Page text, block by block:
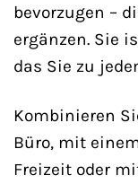
bevorzugen –
ergänzen. Sie
das Sie zu
Kombinieren
Büro, mit
Freizeit oder